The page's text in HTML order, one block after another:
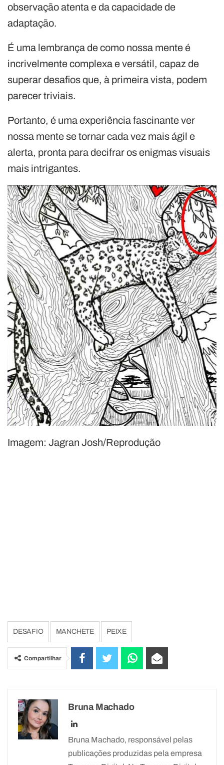
observação atenta e da capacidade de
adaptação.
É uma lembrança de como nossa mente é
incrivelmente complexa e versátil, capaz de
superar desafios que, à primeira vista, podem
parecer triviais.
Portanto, é uma experiência fascinante ver
nossa mente se tornar cada vez mais ágil e
alerta, pronta para decifrar os enigmas visuais
mais intrigantes.
Imagem: Jagran Josh/Reprodução
DESAFIO MANCHETE PEIXE
Compartilhar
Bruna Machado
Bruna Machado, responsável pelas
publicações produzidas pela empresa